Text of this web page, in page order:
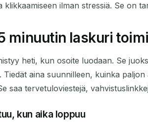
klikkaamiseen ilman stressiä. Se on
minuutin laskuri
heti, kun osoite luodaan. Se
Tiedät aina suunnilleen, kuinka
saa tervetuloviestejä,
kun aika loppuu